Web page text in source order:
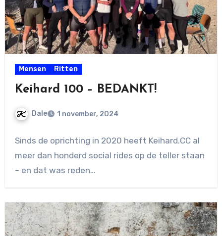
Mensen Ritten
Keihard 100 – BEDANKT!
Dale 1 november, 2024
reacties
Sinds de oprichting in 2020 heeft Keihard.CC al
meer dan honderd social rides op de teller staan
– en dat was reden…